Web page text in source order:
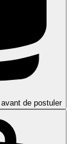
de postuler